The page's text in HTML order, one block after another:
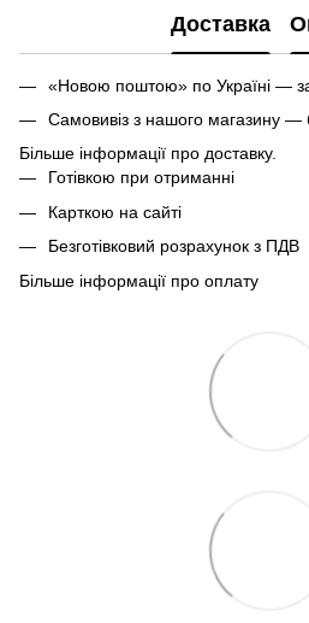
Доставка
«Новою поштою» по Україні —
Самовивіз з нашого магазину —
Більше інформації про доставку.
Готівкою при отриманні
Карткою на сайті
Безготівковий розрахунок з ПДВ
Більше інформації про оплату